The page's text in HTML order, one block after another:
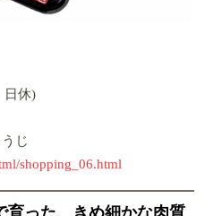
日休)
じ
shopping_06.html
育った、きめ細かな肉質